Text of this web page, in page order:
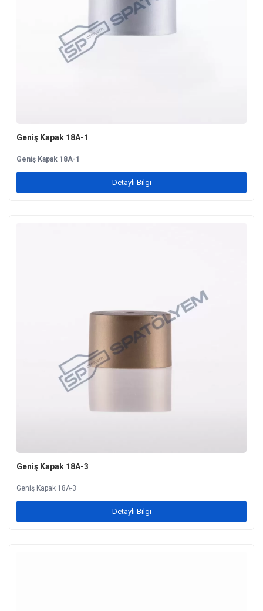
Geniş Kapak 18A-1
Geniş Kapak 18A-1
Detaylı Bilgi
Geniş Kapak 18A-3
Geniş Kapak 18A-3
Detaylı Bilgi